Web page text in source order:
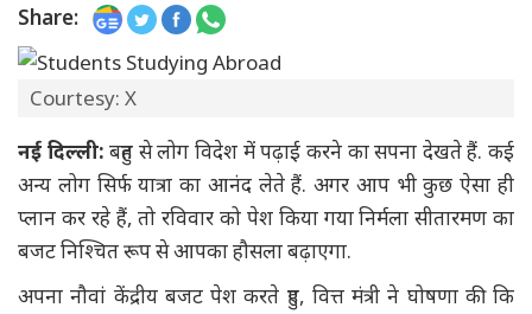
Share:
Courtesy: X
नई दिल्ली: बहुत से लोग विदेश में पढ़ाई करने का सपना देखते हैं. कई
अन्य लोग सिर्फ यात्रा का आनंद लेते हैं. अगर आप भी कुछ ऐसा ही
प्लान कर रहे हैं, तो रविवार को पेश किया गया निर्मला सीतारमण का
बजट निश्चित रूप से आपका हौसला बढ़ाएगा.
अपना नौवां केंद्रीय बजट पेश करते हुए, वित्त मंत्री ने घोषणा की कि